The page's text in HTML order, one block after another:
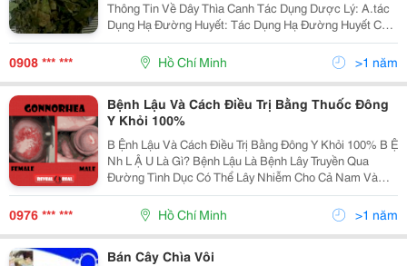
Thông Tin Về Dây Thìa Canh Tác Dụng Dược Lý: A.tác
Dụng Hạ Đường Huyết: Tác Dụng Hạ Đường Huyết Của
Bột Lá Khô Dây Thìa Canh Đã Được Ghi Nhận B.tác
Dụng Hạ Lipid Máu: Dịch Chiết Dây Thìa C
0908 *** *** Hồ Chí Minh >1 năm
Bệnh Lậu Và Cách Điều Trị Bằng Thuốc Đông
Y Khỏi 100%
B Ệnh Lậu Và Cách Điều Trị Bằng Đông Y Khỏi 100% B Ệ
Nh L Ậ U Là Gì? Bệnh Lậu Là Bệnh Lây Truyền Qua
Đường Tình Dục Có Thể Lây Nhiễm Cho Cả Nam Và
Nữ. Bệnh Có Thể Gây Nhiễm Trùng Cơ Quan Sinh Dục
Ngoài, Trực Tràng Và Cổ Họng. B Ệ Nh L Ậ U Lâ
0976 *** *** Hồ Chí Minh >1 năm
Bán Cây Chìa Vôi